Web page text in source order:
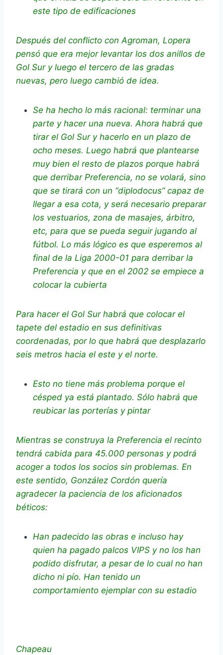
este tipo de edificaciones
Después del conflicto con Agroman, Lopera
pensó que era mejor levantar los dos anillos de
Gol Sur y luego el tercero de las gradas
nuevas, pero luego cambió de idea.
Se ha hecho lo más racional: terminar una
parte y hacer una nueva. Ahora habrá que
tirar el Gol Sur y hacerlo en un plazo de
ocho meses. Luego habrá que plantearse
muy bien el resto de plazos porque habrá
que derribar Preferencia, no se volará, sino
que se tirará con un “diplodocus” capaz de
llegar a esa cota, y será necesario preparar
los vestuarios, zona de masajes, árbitro,
etc, para que se pueda seguir jugando al
fútbol. Lo más lógico es que esperemos al
final de la Liga 2000-01 para derribar la
Preferencia y que en el 2002 se empiece a
colocar la cubierta
Para hacer el Gol Sur habrá que colocar el
tapete del estadio en sus definitivas
coordenadas, por lo que habrá que desplazarlo
seis metros hacia el este y el norte.
Esto no tiene más problema porque el
césped ya está plantado. Sólo habrá que
reubicar las porterías y pintar
Mientras se construya la Preferencia el recinto
tendrá cabida para 45.000 personas y podrá
acoger a todos los socios sin problemas. En
este sentido, González Cordón quería
agradecer la paciencia de los aficionados
béticos:
Han padecido las obras e incluso hay
quien ha pagado palcos VIPS y no los han
podido disfrutar, a pesar de lo cual no han
dicho ni pío. Han tenido un
comportamiento ejemplar con su estadio
Chapeau